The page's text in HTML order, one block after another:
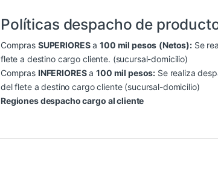
Políticas despacho de
Compras SUPERIORESa100 mil pesos (Netos): Se
flete a destino cargo cliente. (sucursal-domicilio)
Compras INFERIORESa100 mil pesos: Se realiza
del flete a destino cargo cliente (sucursal-domicilio)
Regiones despacho cargo al cliente